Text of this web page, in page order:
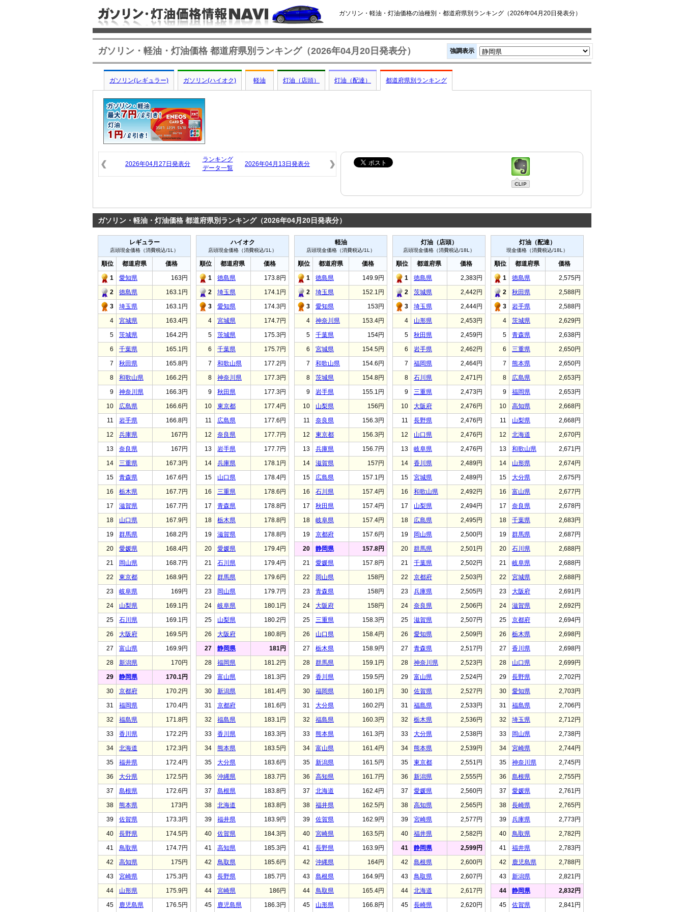
ガソリン・軽油・灯油価格の油種別・都道府県別ランキング（2026年04月20日発表分）
ガソリン・軽油・灯油価格 都道府県別ランキング（2026年04月20日発表分）
ガソリン(レギュラー) ガソリン(ハイオク) 軽油 灯油（店頭） 灯油（配達） 都道府県別ランキング
強調表示
2026年04月27日発表分
ランキング
データ一覧
2026年04月13日発表分
ガソリン・軽油・灯油価格 都道府県別ランキング（2026年04月20日発表分）
レギュラー
店頭現金価格（消費税込/1L）
順位 都道府県
価格
1
愛知県
163円
2
徳島県
163.1円
3
埼玉県
163.1円
4
宮城県
163.4円
5
茨城県
164.2円
6
千葉県
165.1円
7
秋田県
165.8円
8
和歌山県
166.2円
9
神奈川県
166.3円
10
広島県
166.6円
11
岩手県
166.8円
12
兵庫県
167円
13
奈良県
167円
14
三重県
167.3円
15
青森県
167.6円
16
栃木県
167.7円
17
滋賀県
167.7円
18
山口県
167.9円
19
群馬県
168.2円
20
愛媛県
168.4円
21
岡山県
168.7円
22
東京都
168.9円
23
岐阜県
169円
24
山梨県
169.1円
25
石川県
169.1円
26
大阪府
169.5円
27
富山県
169.9円
28
新潟県
170円
29
静岡県
170.1円
30
京都府
170.2円
31
福岡県
170.4円
32
福島県
171.8円
33
香川県
172.2円
34
北海道
172.3円
35
福井県
172.4円
36
大分県
172.5円
37
島根県
172.6円
38
熊本県
173円
39
佐賀県
173.3円
40
長野県
174.5円
41
鳥取県
174.7円
42
高知県
175円
43
宮崎県
175.3円
44
山形県
175.9円
45
鹿児島県 176.5円
ハイオク
店頭現金価格（消費税込/1L）
順位 都道府県
価格
1
徳島県
173.8円
2
埼玉県
174.1円
3
愛知県
174.3円
4
宮城県
174.7円
5
茨城県
175.3円
6
千葉県
175.7円
7
和歌山県
177.2円
8
神奈川県
177.3円
9
秋田県
177.3円
10
東京都
177.4円
11
広島県
177.6円
12
奈良県
177.7円
13
岩手県
177.7円
14
兵庫県
178.1円
15
山口県
178.4円
16
三重県
178.6円
17
青森県
178.8円
18
栃木県
178.8円
19
滋賀県
178.8円
20
愛媛県
179.4円
21
石川県
179.4円
22
群馬県
179.6円
23
岡山県
179.7円
24
岐阜県
180.1円
25
山梨県
180.2円
26
大阪府
180.8円
27
静岡県
181円
28
福岡県
181.2円
29
富山県
181.3円
30
新潟県
181.4円
31
京都府
181.6円
32
福島県
183.1円
33
香川県
183.3円
34
熊本県
183.5円
35
大分県
183.6円
36
沖縄県
183.7円
37
島根県
183.8円
38
北海道
183.8円
39
福井県
183.9円
40
佐賀県
184.3円
41
高知県
185.3円
42
鳥取県
185.6円
43
長野県
185.7円
44
宮崎県
186円
45
鹿児島県 186.3円
軽油
店頭現金価格（消費税込/1L）
順位 都道府県
価格
1
徳島県
149.9円
2
埼玉県
152.1円
3
愛知県
153円
4
神奈川県
153.4円
5
千葉県
154円
6
宮城県
154.5円
7
和歌山県
154.6円
8
茨城県
154.8円
9
岩手県
155.1円
10
山梨県
156円
11
奈良県
156.3円
12
東京都
156.3円
13
兵庫県
156.7円
14
滋賀県
157円
15
広島県
157.1円
16
石川県
157.4円
17
秋田県
157.4円
18
岐阜県
157.4円
19
京都府
157.6円
20
静岡県
157.8円
21
愛媛県
157.8円
22
岡山県
158円
23
青森県
158円
24
大阪府
158円
25
三重県
158.3円
26
山口県
158.4円
27
栃木県
158.9円
28
群馬県
159.1円
29
香川県
159.5円
30
福岡県
160.1円
31
大分県
160.2円
32
福島県
160.3円
33
熊本県
161.3円
34
富山県
161.4円
35
新潟県
161.5円
36
高知県
161.7円
37
北海道
162.4円
38
福井県
162.5円
39
佐賀県
162.9円
40
宮崎県
163.5円
41
長野県
163.9円
42
沖縄県
164円
43
島根県
164.9円
44
鳥取県
165.4円
45
山形県 166.8円
灯油（店頭）
店頭現金価格（消費税込/18L）
順位 都道府県
価格
1
徳島県
2,383円
2
茨城県
2,442円
3
埼玉県
2,444円
4
山形県
2,453円
5
秋田県
2,459円
6
岩手県
2,462円
7
福岡県
2,464円
8
石川県
2,471円
9
三重県
2,473円
10
大阪府
2,476円
11
長野県
2,476円
12
山口県
2,476円
13
岐阜県
2,476円
14
香川県
2,489円
15
宮城県
2,489円
16
和歌山県
2,492円
17
山梨県
2,494円
18
広島県
2,495円
19
岡山県
2,500円
20
群馬県
2,501円
21
千葉県
2,502円
22
京都府
2,503円
23
兵庫県
2,505円
24
奈良県
2,506円
25
滋賀県
2,507円
26
愛知県
2,509円
27
青森県
2,517円
28
神奈川県
2,523円
29
富山県
2,524円
30
佐賀県
2,527円
31
福島県
2,533円
32
栃木県
2,536円
33
大分県
2,538円
34
熊本県
2,539円
35
東京都
2,551円
36
新潟県
2,555円
37
愛媛県
2,560円
38
高知県
2,565円
39
宮崎県
2,577円
40
福井県
2,582円
41
静岡県
2,599円
42
島根県
2,600円
43
鳥取県
2,607円
44
北海道
2,617円
45
長崎県 2,620円
灯油（配達）
現金価格（消費税込/18L）
順位 都道府県
価格
1
徳島県
2,575円
2
秋田県
2,588円
3
岩手県
2,588円
4
茨城県
2,629円
5
青森県
2,638円
6
三重県
2,650円
7
熊本県
2,650円
8
広島県
2,653円
9
福岡県
2,653円
10
高知県
2,668円
11
山梨県
2,668円
12
北海道
2,670円
13
和歌山県
2,671円
14
山形県
2,674円
15
大分県
2,675円
16
富山県
2,677円
17
奈良県
2,678円
18
千葉県
2,683円
19
群馬県
2,687円
20
石川県
2,688円
21
岐阜県
2,688円
22
宮城県
2,688円
23
大阪府
2,691円
24
滋賀県
2,692円
25
京都府
2,694円
26
栃木県
2,698円
27
香川県
2,698円
28
山口県
2,699円
29
長野県
2,702円
30
愛知県
2,703円
31
福島県
2,706円
32
埼玉県
2,712円
33
岡山県
2,738円
34
宮崎県
2,744円
35
神奈川県
2,745円
36
島根県
2,755円
37
愛媛県
2,761円
38
長崎県
2,765円
39
兵庫県
2,773円
40
鳥取県
2,782円
41
福井県
2,783円
42
鹿児島県
2,788円
43
新潟県
2,821円
44
静岡県
2,832円
45
佐賀県 2,841円